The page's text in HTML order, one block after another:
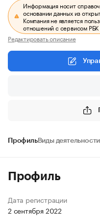
Информация носит
основании данных из
Компания не является
отношений с сервисом РБК
Редактировать описание
ПрофильВиды деятельности
Профиль
Дата регистрации
2 сентября 2022